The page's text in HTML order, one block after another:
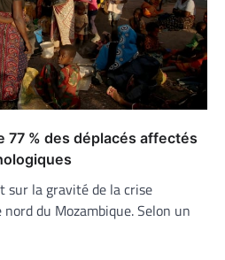
77 % des déplacés affectés
sur la gravité de la crise
du Mozambique. Selon un